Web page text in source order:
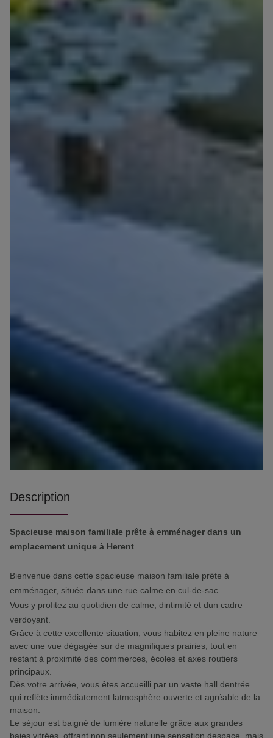
Description
Spacieuse maison familiale prête à emménager dans un
emplacement unique à Herent
Bienvenue dans cette spacieuse maison familiale prête à
emménager, située dans une rue calme en cul-de-sac.
Vous y profitez au quotidien de calme, dintimité et dun cadre
verdoyant.
Grâce à cette excellente situation, vous habitez en pleine nature
avec une vue dégagée sur de magnifiques prairies, tout en
restant à proximité des commerces, écoles et axes routiers
principaux.
Dès votre arrivée, vous êtes accueilli par un vaste hall dentrée
qui reflète immédiatement latmosphère ouverte et agréable de la
maison.
Le séjour est baigné de lumière naturelle grâce aux grandes
baies vitrées, offrant non seulement une sensation despace, mais